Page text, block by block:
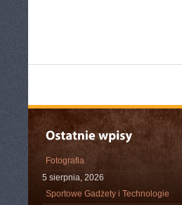
Fotografia
5 sierpnia, 2026
Sportowe Gadżety i Technologie